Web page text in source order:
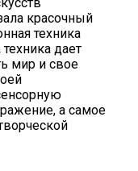
красочный
техника
дает
мир и свое
а самое